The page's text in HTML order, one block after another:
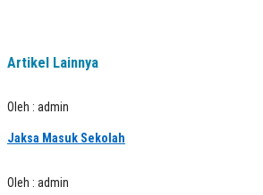
Artikel Lainnya
Oleh : admin
Jaksa Masuk Sekolah
Oleh : admin